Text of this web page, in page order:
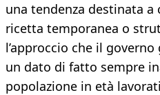
una tendenza destinata a
ricetta temporanea o
l’approccio che il
un dato di fatto sempre
popolazione in età